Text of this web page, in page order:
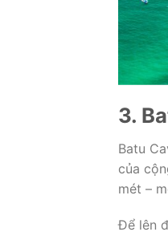
3.
Batu
của
mét –
Để lên